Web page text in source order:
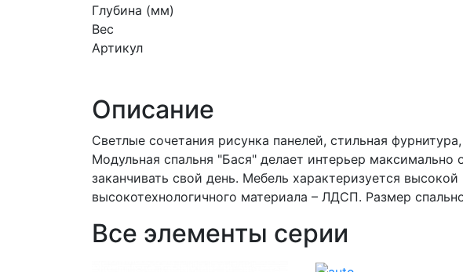
Глубина (мм)
Вес
Артикул
Описание
Светлые сочетания рисунка панелей, стильная
Модульная спальня "Бася" делает интерьер
заканчивать свой день. Мебель характеризуется
высокотехнологичного материала – ЛДСП. Размер
Все элементы серии